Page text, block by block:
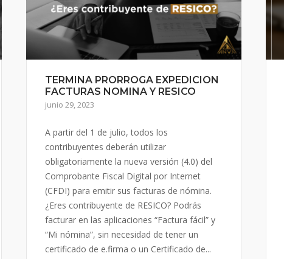
TERMINA PRORROGA EXPEDICION
FACTURAS NOMINA Y RESICO
junio 29, 2023
A partir del 1 de julio, todos los
contribuyentes deberán utilizar
obligatoriamente la nueva versión (4.0) del
Comprobante Fiscal Digital por Internet
(CFDI) para emitir sus facturas de nómina.
¿Eres contribuyente de RESICO? Podrás
facturar en las aplicaciones “Factura fácil” y
“Mi nómina”, sin necesidad de tener un
certificado de e.firma o un Certificado de...